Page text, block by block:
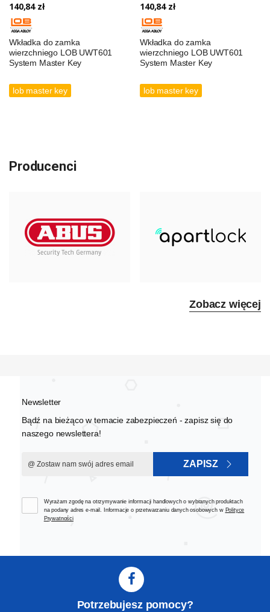
140,84 zł
Wkładka do zamka
wierzchniego LOB UWT601
System Master Key
lob master key
140,84 zł
Wkładka do zamka
wierzchniego LOB UWT601
System Master Key
lob master key
Producenci
Zobacz więcej
Newsletter
Bądź na bieżąco w temacie zabezpieczeń - zapisz się do
naszego newslettera!
ZAPISZ
Wyrażam zgodę na otrzymywanie informacji handlowych o wybranych produktach
na podany adres e-mail. Informacje o przetwarzaniu danych osobowych w Polityce
Prywatności
Potrzebujesz pomocy?